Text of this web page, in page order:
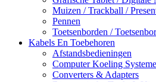
Muizen / Trackball /
Pennen
Toetsenborden /
Kabels En Toebehoren
Afstandsbedieningen
Computer Koeling
Converters & Adapters